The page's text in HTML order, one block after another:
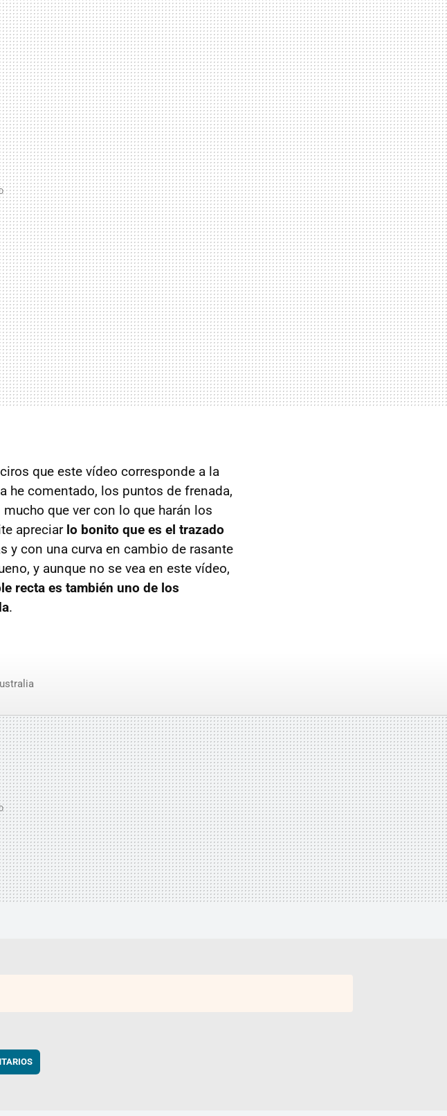
que este vídeo corresponde a la
he comentado, los puntos de frenada,
que ver con lo que harán los
apreciarlo bonito que es el trazado
y con una curva en cambio de rasante
y aunque no se vea en este vídeo,
recta es también uno de los
.